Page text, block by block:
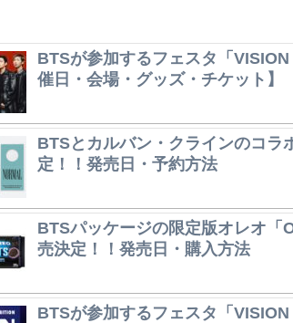
BTSが参加するフェスタ「
催日・会場・グッズ・チケット】
BTSとカルバン・クラインのコラ
定！！発売日・予約方法
BTSパッケージの限定版オレオ
売決定！！発売日・購入方法
BTSが参加するフェスタ「